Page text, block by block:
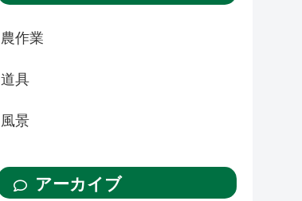
農作業
道具
風景
アーカイブ